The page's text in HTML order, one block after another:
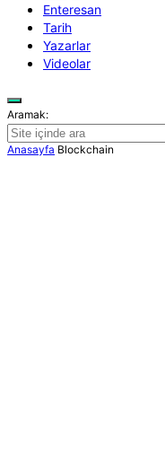
Enteresan
Tarih
Yazarlar
Videolar
Aramak:
Anasayfa Blockchain